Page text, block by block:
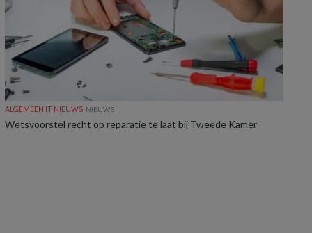
ALGEMEEN IT NIEUWS NIEUWS
Wetsvoorstel recht op reparatie te laat bij Tweede Kamer